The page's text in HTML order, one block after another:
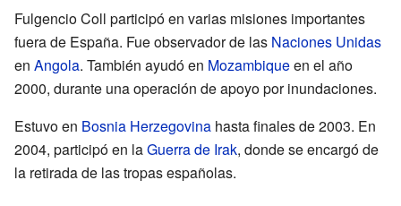
Fulgencio Coll participó en varias misiones importantes
fuera de España. Fue observador de las Naciones Unidas
en Angola. También ayudó en Mozambiqueen el año
2000, durante una operación de apoyo por inundaciones.
Estuvo en Bosnia Herzegovina hasta finales de 2003. En
2004, participó en laGuerra de Irak, donde se encargó de
la retirada de las tropas españolas.